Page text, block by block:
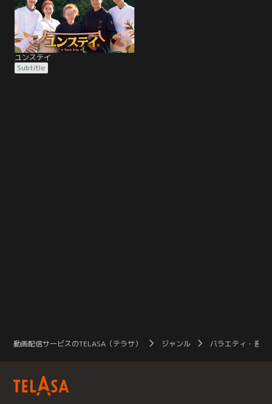
ユンステイ
Subtitle
動画配信サービスのTELASA（テラサ） ジャンル バラエティ・音楽